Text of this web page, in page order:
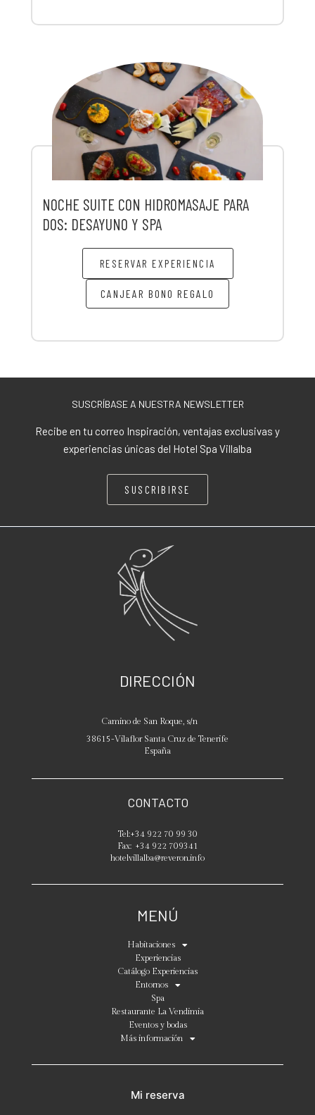
NOCHE SUITE CON HIDROMASAJE PARA
DOS: DESAYUNO Y SPA
RESERVAR EXPERIENCIA
CANJEAR BONO REGALO
SUSCRÍBASE A NUESTRA NEWSLETTER
Recibe en tu correo Inspiración, ventajas exclusivas y
experiencias únicas del Hotel Spa Villalba
SUSCRIBIRSE
DIRECCIÓN
Camino de San Roque, s/n
38615-Vilaflor Santa Cruz de Tenerife
España
CONTACTO
Tel:+34 922 70 99 30
Fax: +34 922 709341
hotelvillalba@reveron.info
MENÚ
Habitaciones
Experiencias
Catálogo Experiencias
Entornos
Spa
Restaurante La Vendimia
Eventos y bodas
Más información
Mi reserva